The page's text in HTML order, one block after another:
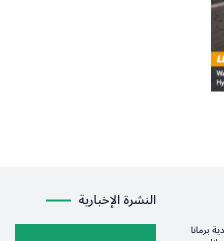
برمانا
النشرة الإخبارية